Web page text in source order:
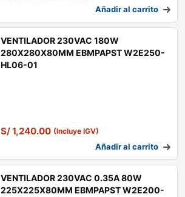
Añadir al carrito
VENTILADOR 230VAC 180W
280X280X80MM EBMPAPST W2E250-
HL06-01
S/1,240.00 (Incluye IGV)
Añadir al carrito
VENTILADOR 230VAC 0.35A 80W
225X225X80MM EBMPAPST W2E200-